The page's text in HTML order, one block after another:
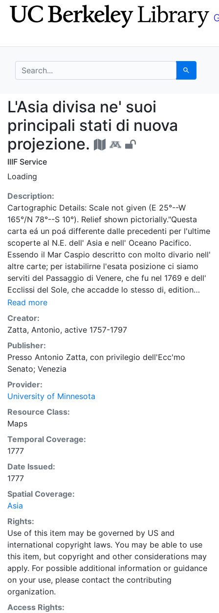
Skip
to
Skip to
main
search for Search
L'Asia divisa ne' suoi
L'Asia divisa ne' suoi
principali stati di nuova
projezione.
IIIF Service
Loading
Description:
Cartographic Details: Scale not given (E 25°--W
165°/N 78°--S 10°). Relief shown pictorially."Questa
carta eá un poá differente dalle precedenti per l'ultime
scoperte al N.E. dell' Asia e nell' Oceano Pacifico.
Essendo il Mar Caspio descritto con molto divario nell'
altre carte; per istabilirne l'esata posizione ci siamo
serviti del Passaggio di Venere, che fu nel 1769 e dell'
Ecclissi del Sole, che accadde lo stesso di, edition
anno. Questi due fenomeni si osservarono a Gurief dal
Celebre Lowitz, e ne risulta che questa Cittaá eá ai
47°7'7" di Lati. edition ai 49°40' di Long. Cosi pure si
eá posta la Cittaá di Baku sulla Spiaggia occidentale
del Mar Caspio ai 40°15' di Lati. edition ai 46°6' di
Long. secondo l'Ecclissi Orizontale della Luna del 19
Giugno 1750 osservata a Baku dal Capitanio Elton,
edition a Parigi dal Sig. le Monnier. Deá suddetti
risultati haá il merito il nostro celebre Geografo Sig.
Rizzi Zannoni Membro dell' Accad. Elet. di Monaco, di
Gottinga, d'Altorf, e Ingegnere Primario di S.M.
Cristianis nei Dipartimenti della marina, e degli affari
stranieri, &c."." Decorated title cartouche. Hand-
colored copper engraving, printed on wove paper with
watermark. Sea of Korea referred to as"Mare di
Corea." 30 x 40 centimeters Scale not given. Ames
Library of South Asia Maps
Read more
Creator:
Zatta, Antonio, active 1757-1797
Publisher:
Presso Antonio Zatta, con privilegio dell'Ecc'mo
Senato; Venezia
Provider:
University of Minnesota
Resource Class:
Maps
Temporal Coverage:
1777
Date Issued:
1777
Spatial Coverage:
Asia
Rights:
Use of this item may be governed by US and
international copyright laws. You may be able to use
this item, but copyright and other considerations may
apply. For possible additional information or guidance
on your use, please contact the contributing
organization.
Access Rights: